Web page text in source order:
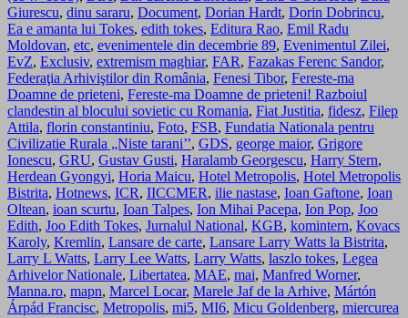
Giurescu, dinu sararu, Document, Dorian Hardt, Dorin Dobrincu,
Ea e amanta lui Tokes, edith tokes, Editura Rao, Emil Radu
Moldovan, etc, evenimentele din decembrie 89, Evenimentul Zilei,
EvZ, Exclusiv, extremism maghiar, FAR, Fazakas Ferenc Sandor,
Federaţia Arhiviştilor din România, Fenesi Tibor, Fereste-ma
Doamne de prieteni, Fereste-ma Doamne de prieteni! Razboiul
clandestin al blocului sovietic cu Romania, Fiat Justitia, fidesz, Filep
Attila, florin constantiniu, Foto, FSB, Fundatia Nationala pentru
Civilizatie Rurala „Niste tarani’’, GDS, george maior, Grigore
Ionescu, GRU, Gustav Gusti, Haralamb Georgescu, Harry Stern,
Herdean Gyongyi, Horia Maicu, Hotel Metropolis, Hotel Metropolis
Bistrita, Hotnews, ICR, IICCMER, ilie nastase, Ioan Gaftone, Ioan
Oltean, ioan scurtu, Ioan Talpes, Ion Mihai Pacepa, Ion Pop, Joo
Edith, Joo Edith Tokes, Jurnalul National, KGB, komintern, Kovacs
Karoly, Kremlin, Lansare de carte, Lansare Larry Watts la Bistrita,
Larry L Watts, Larry Lee Watts, Larry Watts, laszlo tokes, Legea
Arhivelor Nationale, Libertatea, MAE, mai, Manfred Worner,
Manna.ro, mapn, Marcel Locar, Marele Jaf de la Arhive, Mártón
Árpád Francisc, Metropolis, mi5, MI6, Micu Goldenberg, miercurea